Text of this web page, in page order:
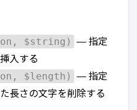
$string)
— 指定
入する
$length)
— 指定
長さの文字を削除する